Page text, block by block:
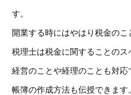
す。
開業する時にはやはり税金のこ
税理士は税金に関することのス
経営のことや経理のことも対応
帳簿の作成方法も伝授できます。